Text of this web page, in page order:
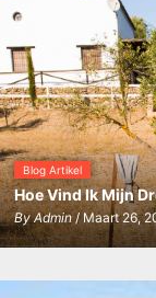
Blog Artikel
Hoe Vind Ik Mijn
ByAdmin/ Maart 26,